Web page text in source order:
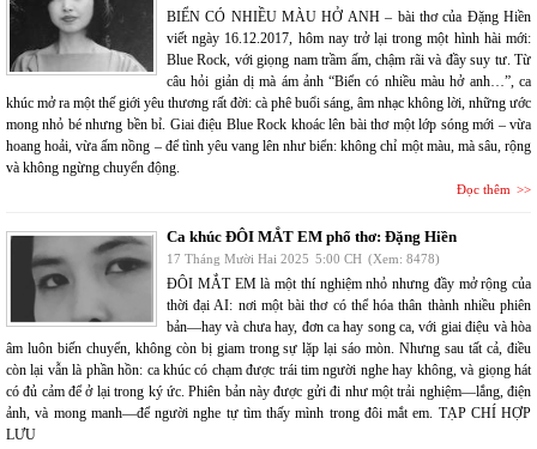
BIỂN CÓ NHIỀU MÀU HỞ ANH – bài thơ của Đặng Hiền
viết ngày 16.12.2017, hôm nay trở lại trong một hình hài mới:
Blue Rock, với giọng nam trầm ấm, chậm rãi và đầy suy tư. Từ
câu hỏi giản dị mà ám ảnh “Biển có nhiều màu hở anh…”, ca
khúc mở ra một thế giới yêu thương rất đời: cà phê buổi sáng, âm nhạc không lời, những ước
mong nhỏ bé nhưng bền bỉ. Giai điệu Blue Rock khoác lên bài thơ một lớp sóng mới – vừa
hoang hoải, vừa ấm nồng – để tình yêu vang lên như biển: không chỉ một màu, mà sâu, rộng
và không ngừng chuyển động.
Đọc thêm
Ca khúc ĐÔI MẮT EM phổ thơ: Đặng Hiền
17 Tháng Mười Hai 2025 5:00 CH (Xem: 8478)
ĐÔI MẮT EM là một thí nghiệm nhỏ nhưng đầy mở rộng của
thời đại AI: nơi một bài thơ có thể hóa thân thành nhiều phiên
bản—hay và chưa hay, đơn ca hay song ca, với giai điệu và hòa
âm luôn biến chuyển, không còn bị giam trong sự lặp lại sáo mòn. Nhưng sau tất cả, điều
còn lại vẫn là phần hồn: ca khúc có chạm được trái tim người nghe hay không, và giọng hát
có đủ cảm để ở lại trong ký ức. Phiên bản này được gửi đi như một trải nghiệm—lắng, điện
ảnh, và mong manh—để người nghe tự tìm thấy mình trong đôi mắt em. TẠP CHÍ HỢP
LƯU